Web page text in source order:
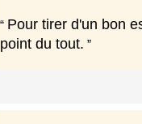
Pour tirer d'un bon
point du tout.